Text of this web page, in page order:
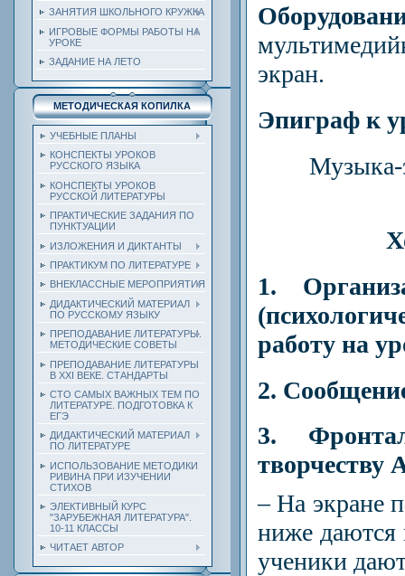
ЗАНЯТИЯ ШКОЛЬНОГО КРУЖКА
ИГРОВЫЕ ФОРМЫ РАБОТЫ НА
УРОКЕ
ЗАДАНИЕ НА ЛЕТО
МЕТОДИЧЕСКАЯ КОПИЛКА
УЧЕБНЫЕ ПЛАНЫ
КОНСПЕКТЫ УРОКОВ
РУССКОГО ЯЗЫКА
КОНСПЕКТЫ УРОКОВ
РУССКОЙ ЛИТЕРАТУРЫ
ПРАКТИЧЕСКИЕ ЗАДАНИЯ ПО
ПУНКТУАЦИИ
ИЗЛОЖЕНИЯ И ДИКТАНТЫ
ПРАКТИКУМ ПО ЛИТЕРАТУРЕ
ВНЕКЛАССНЫЕ МЕРОПРИЯТИЯ
ДИДАКТИЧЕСКИЙ МАТЕРИАЛ
ПО РУССКОМУ ЯЗЫКУ
ПРЕПОДАВАНИЕ ЛИТЕРАТУРЫ.
МЕТОДИЧЕСКИЕ СОВЕТЫ
ПРЕПОДАВАНИЕ ЛИТЕРАТУРЫ
В XXI ВЕКЕ. СТАНДАРТЫ
СТО САМЫХ ВАЖНЫХ ТЕМ ПО
ЛИТЕРАТУРЕ. ПОДГОТОВКА К
ЕГЭ
ДИДАКТИЧЕСКИЙ МАТЕРИАЛ
ПО ЛИТЕРАТУРЕ
ИСПОЛЬЗОВАНИЕ МЕТОДИКИ
РИВИНА ПРИ ИЗУЧЕНИИ
СТИХОВ
ЭЛЕКТИВНЫЙ КУРС
"ЗАРУБЕЖНАЯ ЛИТЕРАТУРА".
10-11 КЛАССЫ
ЧИТАЕТ АВТОР
экран.
Эпиграф к
1.
работу на
2.
3.
творчеству
– На экране
ниже даются
ученики